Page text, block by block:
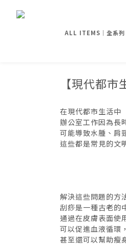
ALL ITEMS｜全系列
【現代都
在現代都市生活中
辦公室工作因為長
可能導致水腫、肩
這些都是常見的文
解決這些問題的方
刮痧是一種古老的
通過在皮膚表面使
可以促進血液循環
甚至還可以幫助瘦